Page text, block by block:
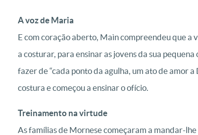
A voz de Maria
E com coração aberto, Maìn compreendeu que a
a costurar, para ensinar as jovens da sua
fazer de “cada ponto da agulha, um ato de amor
costura e começou a ensinar o ofício.
Treinamento na virtude
As famílias de Mornese começaram a mandar-